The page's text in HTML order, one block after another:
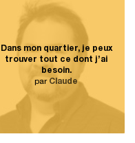
Dans mon quartier, je peux
trouver tout ce dont j’ai
besoin.
par Claude